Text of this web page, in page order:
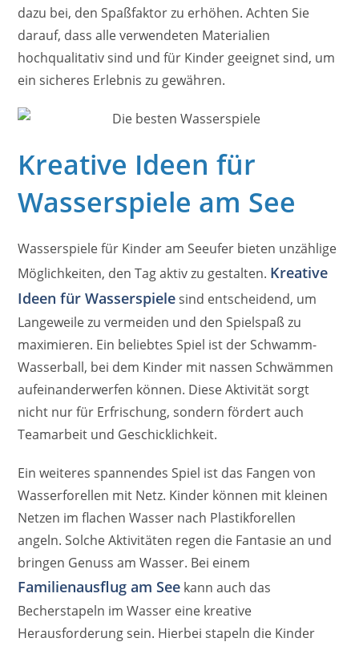
dazu bei, den Spaßfaktor zu erhöhen. Achten Sie
darauf, dass alle verwendeten Materialien
hochqualitativ sind und für Kinder geeignet sind, um
ein sicheres Erlebnis zu gewähren.
Kreative Ideen für
Wasserspiele am See
Wasserspiele für Kinder am Seeufer bieten unzählige
Möglichkeiten, den Tag aktiv zu gestalten. Kreative
Ideen für Wasserspielesind entscheidend, um
Langeweile zu vermeiden und den Spielspaß zu
maximieren. Ein beliebtes Spiel ist der Schwamm-
Wasserball, bei dem Kinder mit nassen Schwämmen
aufeinanderwerfen können. Diese Aktivität sorgt
nicht nur für Erfrischung, sondern fördert auch
Teamarbeit und Geschicklichkeit.
Ein weiteres spannendes Spiel ist das Fangen von
Wasserforellen mit Netz. Kinder können mit kleinen
Netzen im flachen Wasser nach Plastikforellen
angeln. Solche Aktivitäten regen die Fantasie an und
bringen Genuss am Wasser. Bei einem
Familienausflug am See kann auch das
Becherstapeln im Wasser eine kreative
Herausforderung sein. Hierbei stapeln die Kinder